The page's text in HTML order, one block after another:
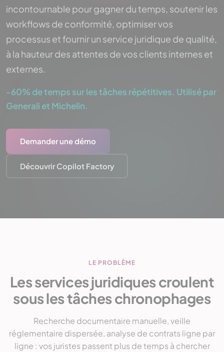
incontournable pour gagner du temps, soutenir les
workflows de conformité, optimiser vos
processus et fournir un service juridique de qualité,
à la hauteur des attentes de vos clients internes et
externes.
-60% de temps sur les tâches répétitives. Utilisé par
Generali et Michelin.
Demander une démo
Découvrir Copilot Factory
LE PROBLÈME
Les services juridiques croulent
sous les tâches chronophages
Recherche documentaire manuelle, veille
réglementaire dispersée, analyse de contrats ligne par
ligne : vos juristes passent plus de temps à chercher